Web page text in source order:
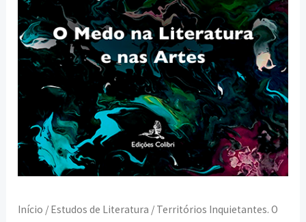
Início / Estudos de Literatura / Territórios Inquietantes. O
Artes